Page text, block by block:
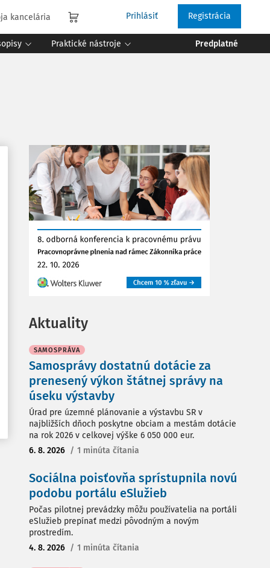
kancelária Prihlásiť Registrácia
Praktické nástroje Predplatné
Aktuality
SAMOSPRÁVA
Samosprávy dostatnú dotácie za
prenesený výkon štátnej správy na
úseku výstavby
Úrad pre územné plánovanie a výstavbu SR v
najbližších dňoch poskytne obciam a mestám dotácie
na rok 2026 v celkovej výške 6 050 000 eur.
6. 8. 2026 / 1 minúta čítania
Sociálna poisťovňa sprístupnila novú
podobu portálu eSlužieb
Počas pilotnej prevádzky môžu používatelia na portáli
eSlužieb prepínať medzi pôvodným a novým
prostredím.
4. 8. 2026 / 1 minúta čítania